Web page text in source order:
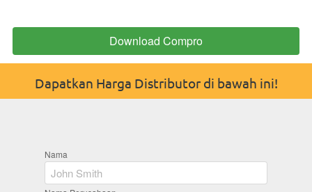
`Download Compro
Dapatkan Harga Distributor di bawah ini!
Nama